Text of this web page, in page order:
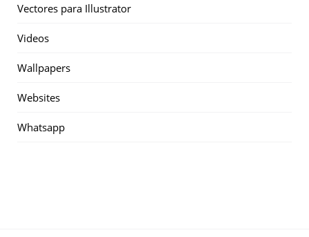
Vectores para Illustrator
Videos
Wallpapers
Websites
Whatsapp